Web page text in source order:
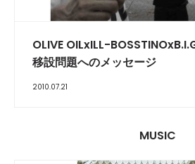
OLIVE OILxILL-
移設問題へのメッセージ
2010.07.21
MUSIC